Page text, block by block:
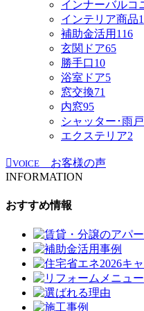
インナーバルコ
インテリア商品1
補助金活用 116
玄関ドア65
勝手口10
浴室ドア5
窓交換71
内窓95
シャッター･雨戸
エクステリア2
VOICE
お客様の声
INFORMATION
おすすめ情報